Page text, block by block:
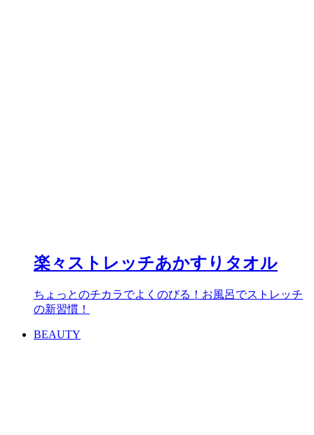
楽々ストレッチあかすりタオル
ちょっとのチカラでよくのびる！お風呂でストレッチ
の新習慣！
BEAUTY